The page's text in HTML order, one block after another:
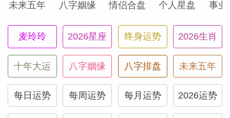
在此之前，2月2日的满月会让你重点关注
家庭和住宅。你可能早就安排好这个时候搬
家了，如果是这样，再合适不过了。这段时
间也是维修、购买奢华家具装饰、让某个空
间可以反映自己“真实一面”的时候。
未来五年 八字姻缘 情侣合盘 个人星盘 事业
麦玲玲 2026星座 终身运势 2026生肖
十年大运 八字姻缘 八字排盘 未来五年
每日运势 每周运势 每月运势 2026运势